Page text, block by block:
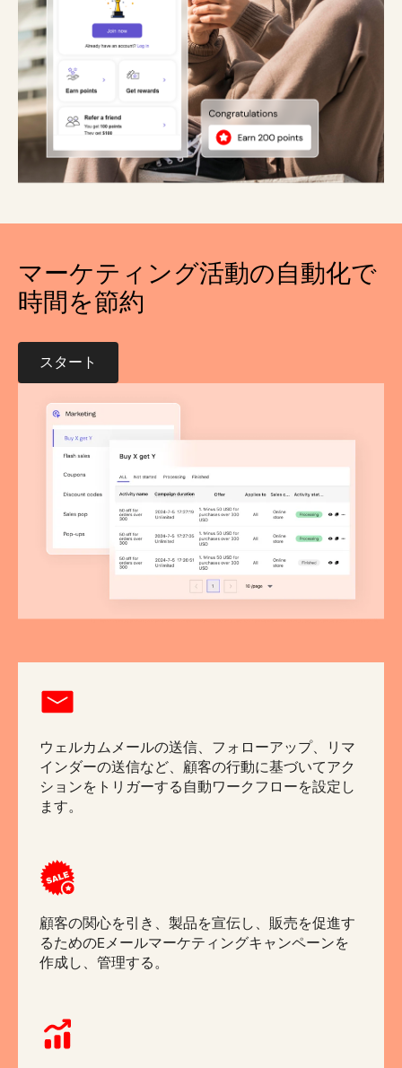
マーケティング活動の自動化で
時間を節約
スタート
ウェルカムメールの送信、フォローアップ、リマ
インダーの送信など、顧客の行動に基づいてアク
ションをトリガーする自動ワークフローを設定し
ます。
顧客の関心を引き、製品を宣伝し、販売を促進す
るためのEメールマーケティングキャンペーンを
作成し、管理する。